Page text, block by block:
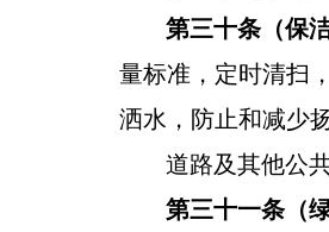
第三十条（保
量标准，定时清扫
洒水，防止和减少扬
道路及其他公
第三十一条（